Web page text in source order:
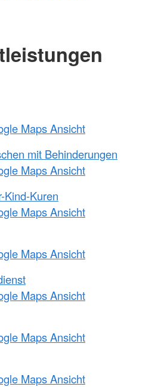
Maps Ansicht
mit Behinderungen
Maps Ansicht
Kind-Kuren
Maps Ansicht
Maps Ansicht
Maps Ansicht
Maps Ansicht
Maps Ansicht